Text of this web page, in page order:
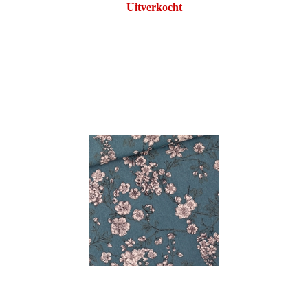
Uitverkocht